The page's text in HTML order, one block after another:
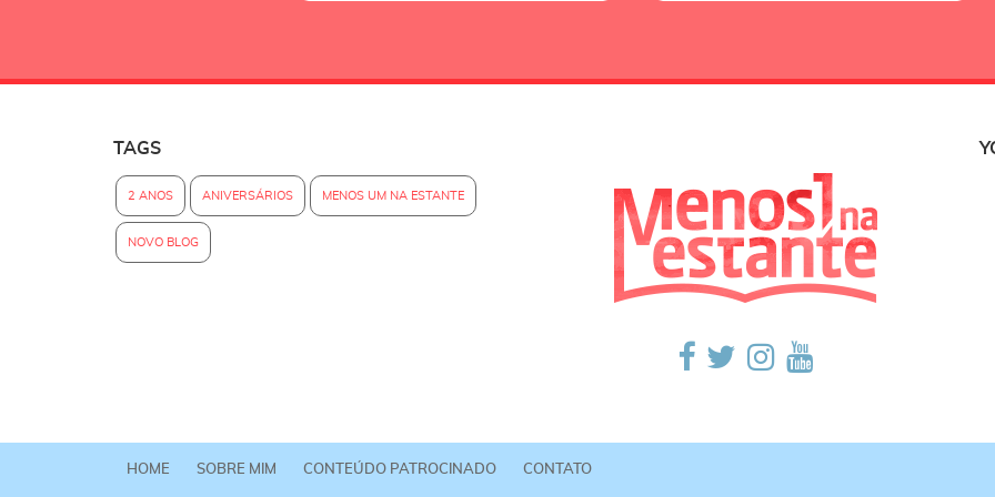
TAGS
2 ANOS ANIVERSÁRIOS MENOS UM NA ESTANTE
NOVO BLOG
HOME SOBRE MIM CONTEÚDO PATROCINADO CONTATO